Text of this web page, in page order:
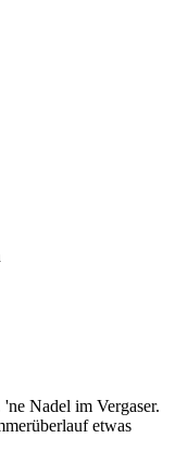
Nadel im Vergaser.
etwas